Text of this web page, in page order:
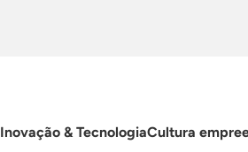
Inovação & TecnologiaCultura